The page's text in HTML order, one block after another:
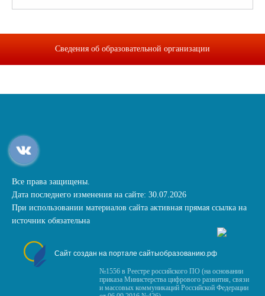
Сведения об образовательной организации
Все права защищены.
Дата последнего изменения на сайте: 30.07.2026
При использовании материалов сайта активная прямая ссылка на
источник обязательна
Сайт создан на портале сайтыобразованию.рф
№1556 в Реестре российского ПО (на основании
приказа Министерства цифрового развития, связи
и массовых коммуникаций Российской Федерации